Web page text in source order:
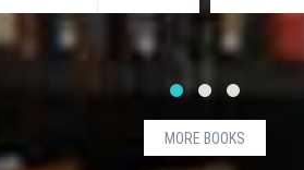
MORE BOOKS